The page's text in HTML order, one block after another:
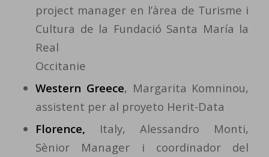
project manager en l’àrea de Turisme i
Cultura de la Fundació Santa María la
Real
Occitanie
Western Greece, Margarita Komninou,
assistent per al proyeto Herit-Data
Florence, Italy, Alessandro Monti,
Sènior Manager i coordinador del